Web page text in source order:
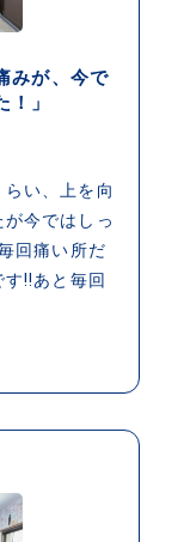
みが、今で
」
い、上を向
今ではしっ
回痛い所だ
!!あと毎回